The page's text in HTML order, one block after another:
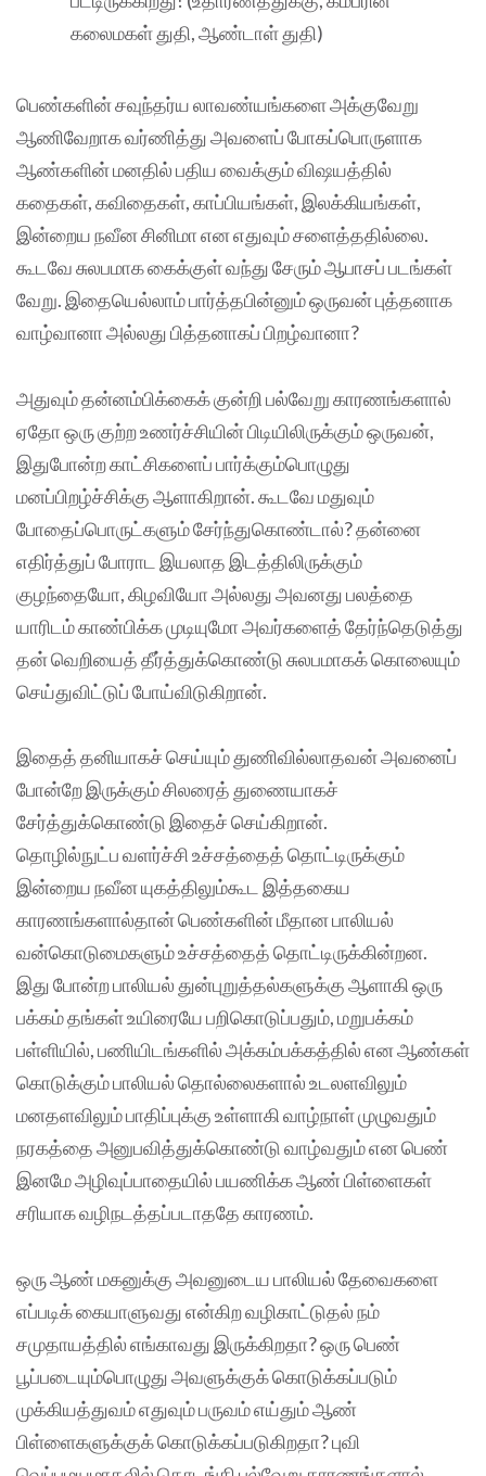
கலைமகள் துதி, ஆண்டாள் துதி)
பெண்களின் சவுந்தர்ய லாவண்யங்களை அக்குவேறு
ஆணிவேறாக வர்ணித்து அவளைப் போகப்பொருளாக
ஆண்களின் மனதில் பதிய வைக்கும் விஷயத்தில்
கதைகள், கவிதைகள், காப்பியங்கள், இலக்கியங்கள்,
இன்றைய நவீன சினிமா என எதுவும் சளைத்ததில்லை.
கூடவே சுலபமாக கைக்குள் வந்து சேரும் ஆபாசப் படங்கள்
வேறு. இதையெல்லாம் பார்த்தபின்னும் ஒருவன் புத்தனாக
வாழ்வானா அல்லது பித்தனாகப் பிறழ்வானா?
அதுவும் தன்னம்பிக்கைக் குன்றி பல்வேறு காரணங்களால்
ஏதோ ஒரு குற்ற உணர்ச்சியின் பிடியிலிருக்கும் ஒருவன்,
இதுபோன்ற காட்சிகளைப் பார்க்கும்பொழுது
மனப்பிறழ்ச்சிக்கு ஆளாகிறான். கூடவே மதுவும்
போதைப்பொருட்களும் சேர்ந்துகொண்டால்? தன்னை
எதிர்த்துப் போராட இயலாத இடத்திலிருக்கும்
குழந்தையோ, கிழவியோ அல்லது அவனது பலத்தை
யாரிடம் காண்பிக்க முடியுமோ அவர்களைத் தேர்ந்தெடுத்து
தன் வெறியைத் தீர்த்துக்கொண்டு சுலபமாகக் கொலையும்
செய்துவிட்டுப் போய்விடுகிறான்.
இதைத் தனியாகச் செய்யும் துணிவில்லாதவன் அவனைப்
போன்றே இருக்கும் சிலரைத் துணையாகச்
சேர்த்துக்கொண்டு இதைச் செய்கிறான்.
தொழில்நுட்ப வளர்ச்சி உச்சத்தைத் தொட்டிருக்கும்
இன்றைய நவீன யுகத்திலும்கூட இத்தகைய
காரணங்களால்தான் பெண்களின் மீதான பாலியல்
வன்கொடுமைகளும் உச்சத்தைத் தொட்டிருக்கின்றன.
இது போன்ற பாலியல் துன்புறுத்தல்களுக்கு ஆளாகி ஒரு
பக்கம் தங்கள் உயிரையே பறிகொடுப்பதும், மறுபக்கம்
பள்ளியில், பணியிடங்களில் அக்கம்பக்கத்தில் என ஆண்கள்
கொடுக்கும் பாலியல் தொல்லைகளால் உடலளவிலும்
மனதளவிலும் பாதிப்புக்கு உள்ளாகி வாழ்நாள் முழுவதும்
நரகத்தை அனுபவித்துக்கொண்டு வாழ்வதும் என பெண்
இனமே அழிவுப்பாதையில் பயணிக்க ஆண் பிள்ளைகள்
சரியாக வழிநடத்தப்படாததே காரணம்.
ஒரு ஆண் மகனுக்கு அவனுடைய பாலியல் தேவைகளை
எப்படிக் கையாளுவது என்கிற வழிகாட்டுதல் நம்
சமுதாயத்தில் எங்காவது இருக்கிறதா? ஒரு பெண்
பூப்படையும்பொழுது அவளுக்குக் கொடுக்கப்படும்
முக்கியத்துவம் எதுவும் பருவம் எய்தும் ஆண்
பிள்ளைகளுக்குக் கொடுக்கப்படுகிறதா? புவி